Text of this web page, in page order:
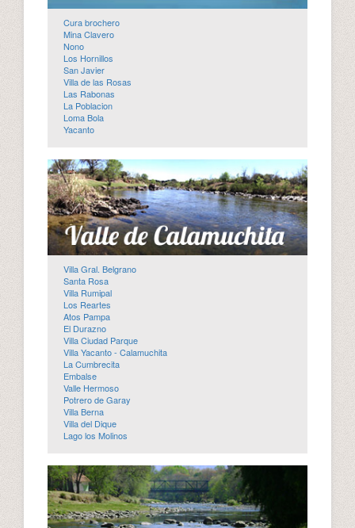
Cura brochero
Mina Clavero
Nono
Los Hornillos
San Javier
Villa de las Rosas
Las Rabonas
La Poblacion
Loma Bola
Yacanto
Villa Gral. Belgrano
Santa Rosa
Villa Rumipal
Los Reartes
Atos Pampa
El Durazno
Villa Ciudad Parque
Villa Yacanto - Calamuchita
La Cumbrecita
Embalse
Valle Hermoso
Potrero de Garay
Villa Berna
Villa del Dique
Lago los Molinos